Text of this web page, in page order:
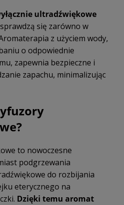
ultradźwiękowe
się zarówno w
z użyciem wody,
o odpowiednie
zapewnia bezpieczne i
zapachu, minimalizując
to nowoczesne
podgrzewania
do rozbijania
eterycznego na
Dzięki temu aromat